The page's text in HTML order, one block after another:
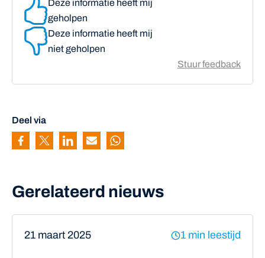
Deze informatie heeft mij
geholpen
Deze informatie heeft mij
niet geholpen
Stuur feedback
Deel via
Pagina delen via Facebook
Pagina delen via Twitter
Pagina delen via Linkedin
Pagina delen via Mail
Pagina delen via Whatsapp
Gerelateerd nieuws
21 maart 2025 1 min leestijd